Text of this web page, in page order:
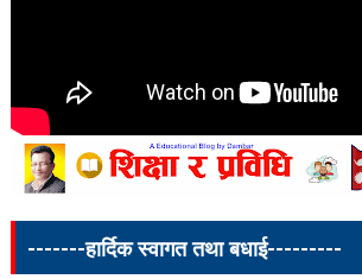
-------हार्दिक स्वागत तथा बधाई---------